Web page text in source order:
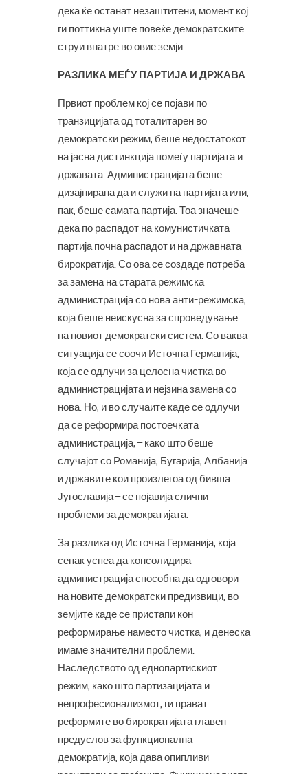
дека ќе останат незаштитени, момент кој
ги поттикна уште повеќе демократските
струи внатре во овие земји.
РАЗЛИКА МЕЃУ ПАРТИЈА И ДРЖАВА
Првиот проблем кој се појави по
транзицијата од тоталитарен во
демократски режим, беше недостатокот
на јасна дистинкција помеѓу партијата и
државата. Администрацијата беше
дизајнирана да и служи на партијата или,
пак, беше самата партија. Тоа значеше
дека по распадот на комунистичката
партија почна распадот и на државната
бирократија. Со ова се создаде потреба
за замена на старата режимска
администрација со нова анти-режимска,
која беше неискусна за спроведување
на новиот демократски систем. Со ваква
ситуација се соочи Источна Германија,
која се одлучи за целосна чистка во
администрацијата и нејзина замена со
нова. Но, и во случаите каде се одлучи
да се реформира постоечката
администрација, – како што беше
случајот со Романија, Бугарија, Албанија
и државите кои произлегоа од бивша
Југославија – се појавија слични
проблеми за демократијата.
За разлика од Источна Германија, која
сепак успеа да консолидира
администрација способна да одговори
на новите демократски предизвици, во
земјите каде се пристапи кон
реформирање наместо чистка, и денеска
имаме значителни проблеми.
Наследството од еднопартискиот
режим, како што партизацијата и
непрофесионализмот, ги прават
реформите во бирократијата главен
предуслов за функционална
демократија, која дава опипливи